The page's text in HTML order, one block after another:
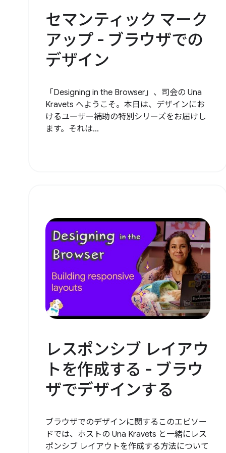
セマンティック マーク
アップ - ブラウザでの
デザイン
「Designing in the Browser」、司会の Una
Kravets へようこそ。本日は、デザインにお
けるユーザー補助の特別シリーズをお届けし
ます。それは...
レスポンシブ レイアウ
トを作成する - ブラウ
ザでデザインする
ブラウザでのデザインに関するこのエピソー
ドでは、ホストの Una Kravets と一緒にレス
ポンシブ レイアウトを作成する方法について